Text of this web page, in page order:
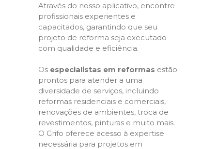
Através do nosso aplicativo, encontre
profissionais experientes e
capacitados, garantindo que seu
projeto de reforma seja executado
com qualidade e eficiência.
Os especialistas em reformas estão
prontos para atender a uma
diversidade de serviços, incluindo
reformas residenciais e comerciais,
renovações de ambientes, troca de
revestimentos, pinturas e muito mais.
O Grifo oferece acesso à expertise
necessária para projetos em